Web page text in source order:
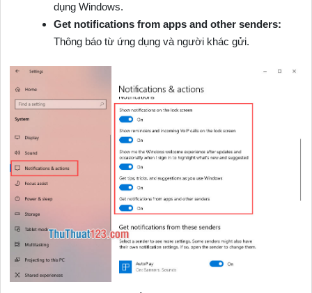
dụng Windows.
Get notifications from apps and other senders:
Thông báo từ ứng dụng và người khác gửi.